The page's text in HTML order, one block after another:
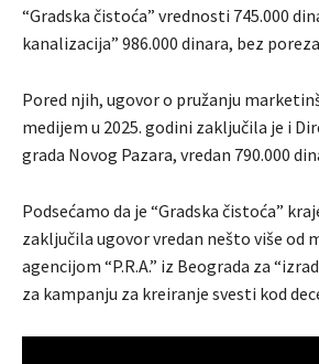
“Gradska čistoća” vrednosti 745.000
kanalizacija” 986.000 dinara, bez
Pored njih, ugovor o pružanju
medijem u 2025. godini zaključila je i
grada Novog Pazara, vredan 790.000
Podsećamo da je “Gradska čistoća”
zaključila ugovor vredan nešto više od
agencijom “P.R.A.” iz Beograda za
za kampanju za kreiranje svesti kod